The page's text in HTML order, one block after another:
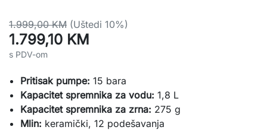
1.999,00 KM (Uštedi 10%)
1.799,10 KM
s PDV-om
Pritisak pumpe: 15 bara
Kapacitet spremnika za vodu: 1,8 L
Kapacitet spremnika za zrna: 275 g
Mlin: keramički, 12 podešavanja